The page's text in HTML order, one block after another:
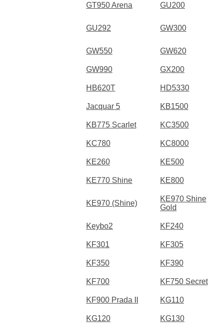
GT950 Arena GU200
GU292 GW300
GW550 GW620
GW990 GX200
HB620T HD5330
Jacquar 5 KB1500
KB775 Scarlet KC3500
KC780 KC8000
KE260 KE500
KE770 Shine KE800
KE970 (Shine)
KE970 Shine
Gold
Keybo2 KF240
KF301 KF305
KF350 KF390
KF700 KF750 Secret
KF900 Prada II KG110
KG120 KG130